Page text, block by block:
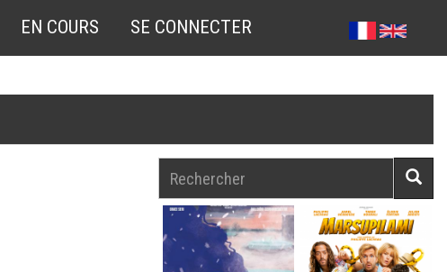
EN COURS SE CONNECTER